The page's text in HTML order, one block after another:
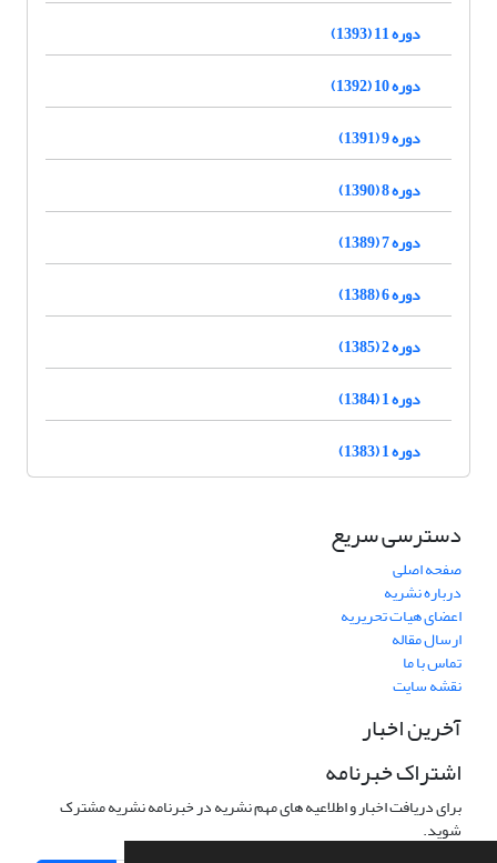
دوره 11 (1393)
دوره 10 (1392)
دوره 9 (1391)
دوره 8 (1390)
دوره 7 (1389)
دوره 6 (1388)
دوره 2 (1385)
دوره 1 (1384)
دوره 1 (1383)
دسترسی سریع
صفحه اصلی
درباره نشریه
اعضای هیات تحریریه
ارسال مقاله
تماس با ما
نقشه سایت
آخرین اخبار
اشتراک خبرنامه
برای دریافت اخبار و اطلاعیه های مهم نشریه در خبرنامه نشریه مشترک
شوید.